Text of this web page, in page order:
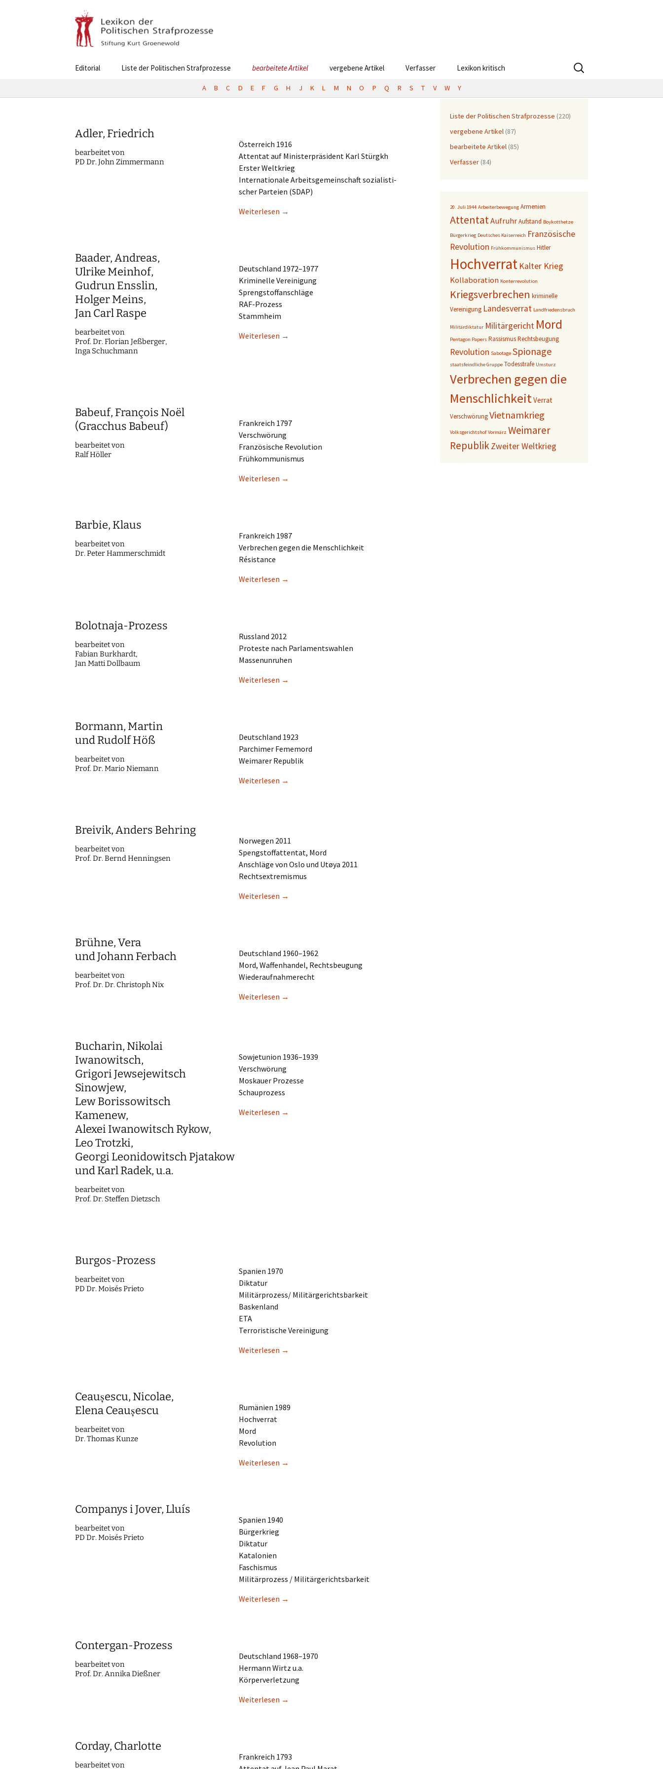
Editorial Liste der Politischen Strafprozesse bearbeitete Artikel vergebene Artikel Verfasser Lexikon kritisch
Suchen
nach:
A B C D E F G H J K L M N O P Q R S T V W Y
Adler, Friedrich
bearbei­tet von
PD Dr. John Zimmermann
Öster­reich 1916
Atten­tat auf Minis­ter­prä­si­dent Karl Stürgkh
Erster Weltkrieg
Inter­na­tio­na­le Arbeits­ge­mein­schaft sozia­lis­ti­
scher Partei­en (SDAP)
Weiter­le­sen →
Baader, Andreas,
Ulrike Meinhof,
Gudrun Ensslin,
Holger Meins,
Jan Carl Raspe
bearbei­tet von
Prof. Dr. Flori­an Jeßberger,
Inga Schuchmann
Deutsch­land 1972–1977
Krimi­nel­le Vereinigung
Sprengstoffanschläge
RAF-Prozess
Stammheim
Weiter­le­sen →
Babeuf, François Noël
(Gracchus Babeuf)
bearbei­tet von
Ralf Höller
Frank­reich 1797
Verschwörung
Franzö­si­sche Revolution
Frühkommunismus
Weiter­le­sen →
Barbie, Klaus
bearbei­tet von
Dr. Peter Hammerschmidt
Frank­reich 1987
Verbre­chen gegen die Menschlichkeit
Résistance
Weiter­le­sen →
Bolotnaja-Prozess
bearbei­tet von
Fabian Burkhardt,
Jan Matti Dollbaum
Russland 2012
Protes­te nach Parlamentswahlen
Massenunruhen
Weiter­le­sen →
Bormann, Martin
und Rudolf Höß
bearbei­tet von
Prof. Dr. Mario Niemann
Deutsch­land 1923
Parchi­mer Fememord
Weima­rer Republik
Weiter­le­sen →
Breivik, Anders Behring
bearbei­tet von
Prof. Dr. Bernd Henningsen
Norwe­gen 2011
Speng­stoff­at­ten­tat, Mord
Anschlä­ge von Oslo und Utøya 2011
Rechtsextremismus
Weiter­le­sen →
Brühne, Vera
und Johann Ferbach
bearbei­tet von
Prof. Dr. Dr. Chris­toph Nix
Deutsch­land 1960–1962
Mord, Waffen­han­del, Rechtsbeugung
Wiederaufnahmerecht
Weiter­le­sen →
Bucharin, Nikolai
Iwanowitsch,
Grigori Jewsejewitsch
Sinowjew,
Lew Borissowitsch
Kamenew,
Alexei Iwanowitsch Rykow,
Leo Trotzki,
Georgi Leonidowitsch Pjatakow
und Karl Radek, u.a.
bearbei­tet von
Prof. Dr. Steffen Dietzsch
Sowjet­uni­on 1936–1939
Verschwörung
Moskau­er Prozesse
Schauprozess
Weiter­le­sen →
Burgos-Prozess
bearbei­tet von
PD Dr. Moisés Prieto
Spani­en 1970
Diktatur
Militärprozess/ Militärgerichtsbarkeit
Baskenland
ETA
Terro­ris­ti­sche Vereinigung
Weiter­le­sen →
Ceaușescu, Nicolae,
Elena Ceaușescu
bearbei­tet von
Dr. Thomas Kunze
Rumäni­en 1989
Hochverrat
Mord
Revolution
Weiter­le­sen →
Companys i Jover, Lluís
bearbei­tet von
PD Dr. Moisés Prieto
Spani­en 1940
Bürgerkrieg
Diktatur
Katalonien
Faschismus
Militär­pro­zess / Militärgerichtsbarkeit
Weiter­le­sen →
Contergan-Prozess
bearbei­tet von
Prof. Dr. Annika Dießner
Deutsch­land 1968–1970
Hermann Wirtz u.a.
Körperverletzung
Weiter­le­sen →
Corday, Charlotte
bearbei­tet von
Frank­reich 1793
Liste der Politischen Strafprozesse (220)
vergebene Artikel (87)
bearbeitete Artikel (85)
Verfasser (84)
20. Juli 1944 Arbeiterbewegung Armenien
AttentatAufruhrAufstand Boykotthetze
Bürgerkrieg Deutsches Kaiserreich Französische
Revolution Frühkommunismus Hitler
Hochverrat Kalter Krieg
Kollaboration Konterrevolution
Kriegsverbrechen kriminelle
Vereinigung Landesverrat Landfriedensbruch
Militärdiktatur Militärgericht Mord
Pentagon Papers RassismusRechtsbeugung
Revolution Sabotage Spionage
staatsfeindliche Gruppe Todesstrafe Umsturz
Verbrechen gegen die
MenschlichkeitVerrat
VerschwörungVietnamkrieg
Volksgerichtshof Vormärz Weimarer
RepublikZweiter Weltkrieg